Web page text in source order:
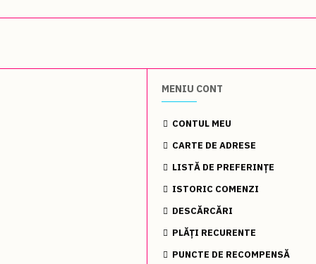
MENIU CONT
CONTUL MEU
CARTE DE ADRESE
LISTĂ DE PREFERINȚE
ISTORIC COMENZI
DESCĂRCĂRI
PLĂȚI RECURENTE
PUNCTE DE RECOMPENSĂ